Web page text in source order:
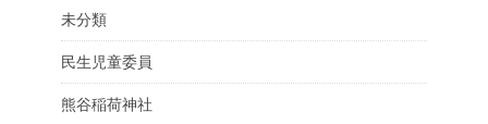
未分類
民生児童委員
熊谷稲荷神社